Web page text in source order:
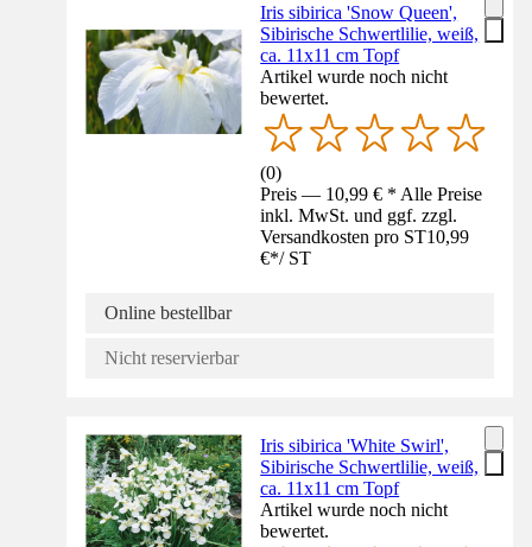
Iris sibirica 'Snow Queen',
Sibirische Schwertlilie, weiß,
ca. 11x11 cm Topf
Artikel wurde noch nicht
bewertet.
(0)
Preis — 10,99 € * Alle Preise
inkl. MwSt. und ggf. zzgl.
Versandkosten pro ST10,99
€*/ ST
Online bestellbar
Nicht reservierbar
Iris sibirica 'White Swirl',
Sibirische Schwertlilie, weiß,
ca. 11x11 cm Topf
Artikel wurde noch nicht
bewertet.